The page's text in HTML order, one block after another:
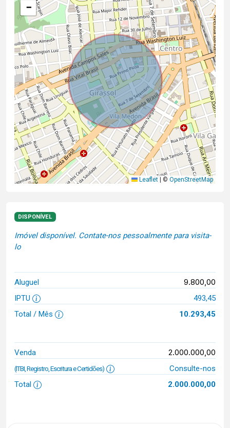
−
Leaflet | © OpenStreetMap
DISPONÍVEL
Imóvel disponível. Contate-nos pessoalmente para visita-
lo
Aluguel 9.800,00
IPTU
493,45
Total / Mês
10.293,45
Venda 2.000.000,00
(ITBI, Registro, Escritura e Certidões)
Consulte-nos
Total
2.000.000,00